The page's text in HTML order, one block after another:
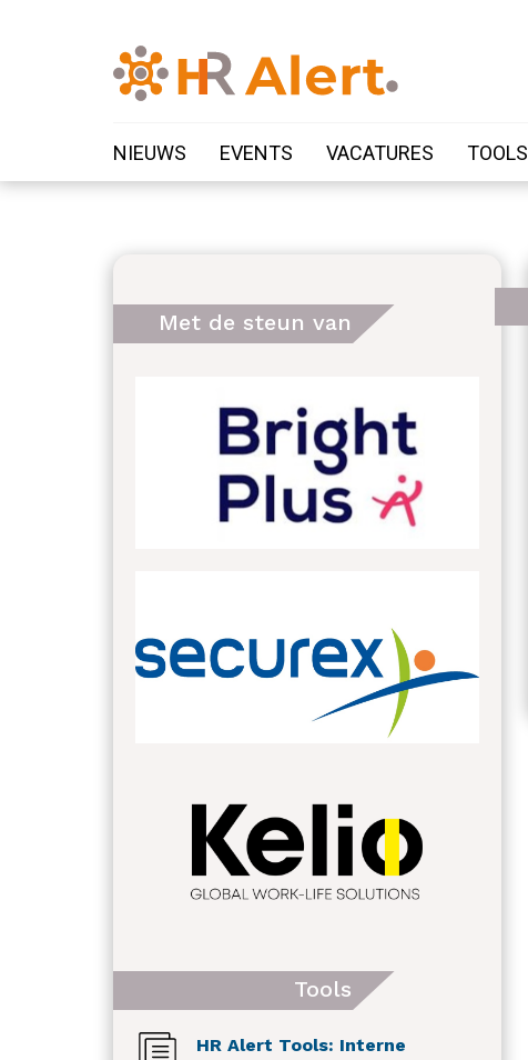
NIEUWS EVENTS VACATURES TOOLS
Met de steun van
Tools
HR Alert Tools: Interne